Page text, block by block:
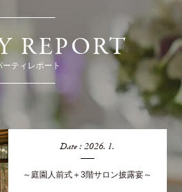
REPORT
ーティレポート
Date : 2026. 1.
～庭園人前式＋3階サロン披露宴～